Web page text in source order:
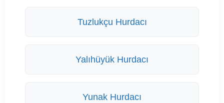
Tuzlukçu Hurdacı
Yalıhüyük Hurdacı
Yunak Hurdacı